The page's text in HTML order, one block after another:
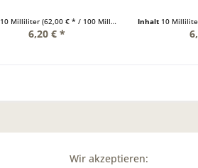
10 Milliliter (62,00 € * / 100 Milliliter)
6,20 € *
Inhalt 10
Wir akzeptieren: